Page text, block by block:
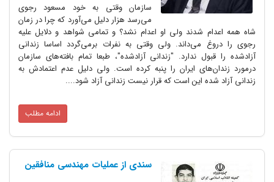
سازمان وقتی به خود مسعود رجوی
می‌رسد هزار دلیل می‌آورد که چرا در زمان
شاه همه اعدام شدند ولی او اعدام نشد؟ و تمامی شواهد و دلایل علیه
رجوی را دروغ می‌داند. ولی وقتی به نفرات برمی‌گردد اساسا زندانی
آزادشده را قبول ندارد. "زندانی آزادشده"، طبعا تمام بافته‌های سازمان
درمورد زندان‌های ایران را پنبه کرده است. ولی دلیل عدم اعتمادش به
زندانی آزاد شده این است که قرار نیست زندانی آزاد شود....
ادامه مطلب
سندی از عملیات مهندسی منافقین